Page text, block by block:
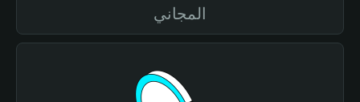
المجاني